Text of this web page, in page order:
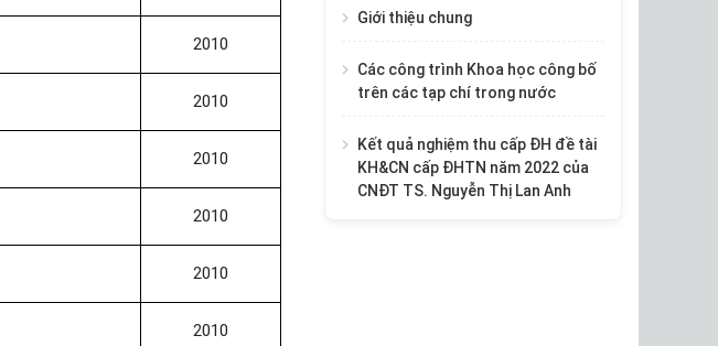
2010
2010
2010
2010
2010
2010
Giới thiệu chung
Các công trình Khoa học công bố
trên các tạp chí trong nước
Kết quả nghiệm thu cấp ĐH đề tài
KH&CN cấp ĐHTN năm 2022 của
CNĐT TS. Nguyễn Thị Lan Anh